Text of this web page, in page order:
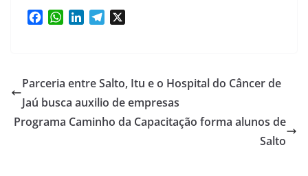
b
o
k
W
s
p
p
e
I
n
g
a
m
Parceria entre Salto, Itu e o Hospital do Câncer de
Jaú busca auxilio de empresas
Programa Caminho da Capacitação forma alunos de
Salto